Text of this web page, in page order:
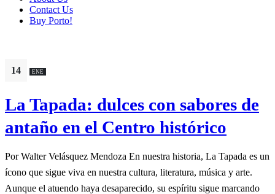
Contact Us
Buy Porto!
14 ENE
La Tapada: dulces con sabores de
antaño en el Centro histórico
Por Walter Velásquez Mendoza En nuestra historia, La Tapada es un
ícono que sigue viva en nuestra cultura, literatura, música y arte.
Aunque el atuendo haya desaparecido, su espíritu sigue marcando